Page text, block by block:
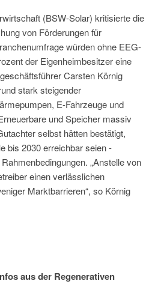
(BSW-Solar) kritisierte die
von Förderungen für
würden ohne EEG-
der Eigenheimbesitzer eine
Carsten Körnig
stark steigender
E-Fahrzeuge und
und Speicher massiv
selbst hätten bestätigt,
bis 2030 erreichbar seien -
„Anstelle von
einen verlässlichen
Marktbarrieren“, so Körnig
aus der Regenerativen